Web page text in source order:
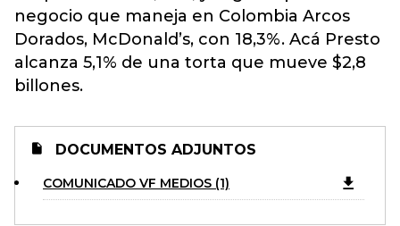
negocio que maneja en Colombia Arcos
Dorados, McDonald’s, con 18,3%. Acá Presto
alcanza 5,1% de una torta que mueve $2,8
billones.
DOCUMENTOS ADJUNTOS
COMUNICADO VF MEDIOS (1)